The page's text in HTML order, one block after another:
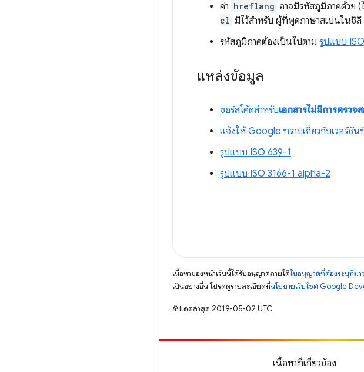
ค่า hreflang อาจมีรหัสภูมิภาคด้วย (
cl มีไว้สำหรับ ผู้ที่พูดภาษาสเปนในชิลี
รหัสภูมิภาคต้องเป็นไปตาม รูปแบบ
แหล่งข้อมูล
ซอร์สโค้ดสำหรับเอกสารไม่มีการตรวจ
แจ้งให้ Google ทราบเกี่ยวกับเวอร์ชั
รูปแบบ ISO 639-1
รูปแบบ ISO 3166-1 alpha-2
เนื้อหาของหน้าเว็บนี้ได้รับอนุญาตภายใต้ใบอนุญาตที่ต้องระบุที่ม
เป็นอย่างอื่น โปรดดูรายละเอียดที่นโยบายเว็บไซต์ Google
อัปเดตล่าสุด 2019-05-02 UTC
เนื้อหาที่เกี่ยวข้อง